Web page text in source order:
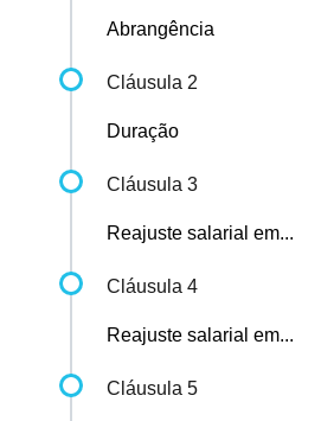
Abrangência
Cláusula 2
Duração
Cláusula 3
Reajuste salarial em...
Cláusula 4
Reajuste salarial em...
Cláusula 5